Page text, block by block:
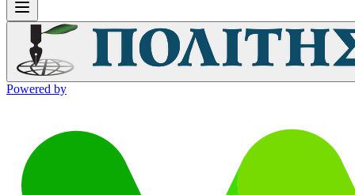
Powered by